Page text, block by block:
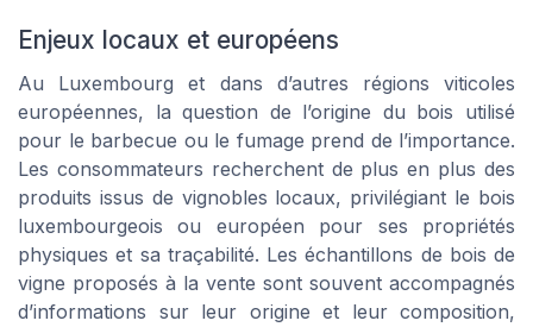
Enjeux locaux et européens
Au Luxembourg et dans d’autres régions viticoles
européennes, la question de l’origine du bois utilisé
pour le barbecue ou le fumage prend de l’importance.
Les consommateurs recherchent de plus en plus des
produits issus de vignobles locaux, privilégiant le bois
luxembourgeois ou européen pour ses propriétés
physiques et sa traçabilité. Les échantillons de bois de
vigne proposés à la vente sont souvent accompagnés
d’informations sur leur origine et leur composition,